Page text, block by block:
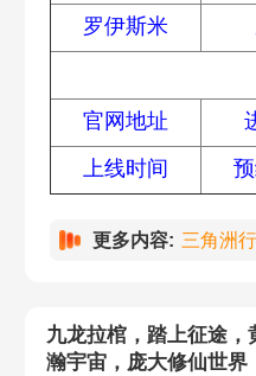
罗伊斯米
官网地址
上线时间
更多内容: 三角洲
九龙拉棺，踏上征途
瀚宇宙，庞大修仙世界